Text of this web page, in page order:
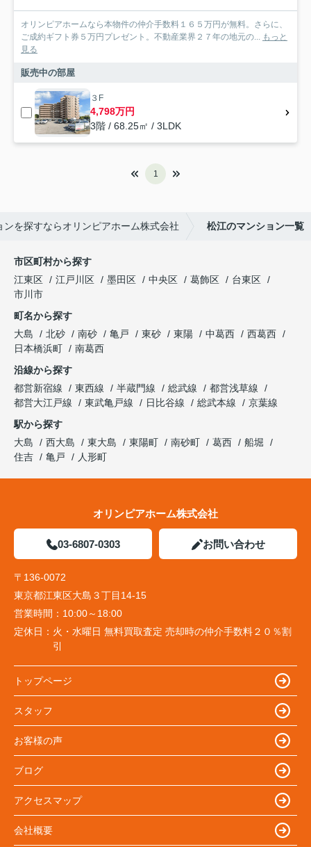
オリンピアホームなら本物件の仲介手数料１６５万円が無料。さらに、
ご成約ギフト券５万円プレゼント。不動産業界２７年の地元の... もっと
見る
販売中の部屋
３F
4,798万円
3階 / 68.25㎡ / 3LDK
1
を探すならオリンピアホーム株式会社 松江のマンション一覧
市区町村から探す
江東区
江戸川区 墨田区 中央区 葛飾区
台東区
市川市
町名から探す
大島
北砂 南砂 亀戸 東砂 東陽 中葛西
西葛西
日本橋浜町
南葛西
沿線から探す
都営新宿線
東西線 半蔵門線 総武線
都営浅草線
都営大江戸線
東武亀戸線 日比谷線 総武本線
京葉線
駅から探す
大島
西大島 東大島 東陽町 南砂町 葛西
船堀
住吉
亀戸 人形町
オリンピアホーム株式会社
03-6807-0303 お問い合わせ
〒136-0072
東京都江東区大島３丁目14-15
営業時間： 10:00～18:00
定休日： 火・水曜日 無料買取査定 売却時の仲介手数料２０％割
引
トップページ
スタッフ
お客様の声
ブログ
アクセスマップ
会社概要